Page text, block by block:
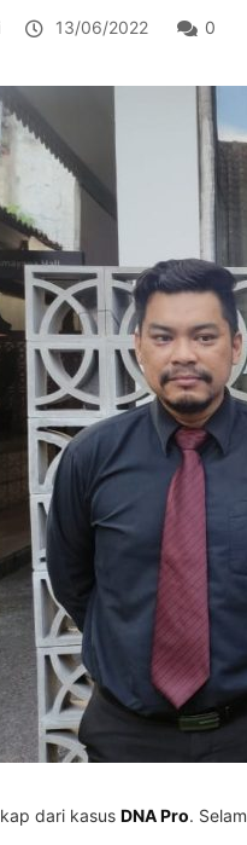
13/06/2022 0
dari kasus DNA Pro.